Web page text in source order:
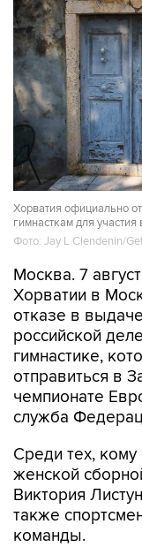
Хорватия официально
гимнасткам для участия
Фото: Jay L Clendenin/
Москва. 7
Хорватии в
отказе в
российской
гимнастике,
отправиться в
чемпионате
служба
Среди тех,
женской
Виктория
также
команды.